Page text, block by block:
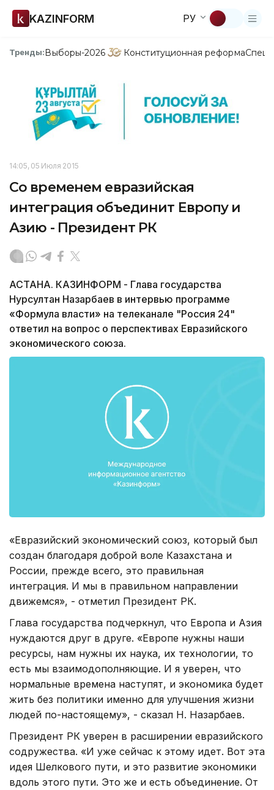
KAZINFORM РУ
Тренды:Выборы-2026 Конституционная реформа
14:05, 05 Июля 2015
Со временем евразийская
интеграция объединит Европу и
Азию - Президент РК
АСТАНА. КАЗИНФОРМ - Глава государства
Нурсултан Назарбаев в интервью программе
«Формула власти» на телеканале "Россия 24"
ответил на вопрос о перспективах Евразийского
экономического союза.
«Евразийский экономический союз, который был
создан благодаря доброй воле Казахстана и
России, прежде всего, это правильная
интеграция. И мы в правильном направлении
движемся», - отметил Президент РК.
Глава государства подчеркнул, что Европа и Азия
нуждаются друг в друге. «Европе нужны наши
ресурсы, нам нужны их наука, их технологии, то
есть мы взаимодополняющие. И я уверен, что
нормальные времена наступят, и экономика будет
жить без политики именно для улучшения жизни
людей по-настоящему», - сказал Н. Назарбаев.
Президент РК уверен в расширении евразийского
содружества. «И уже сейчас к этому идет. Вот эта
идея Шелкового пути, и это развитие экономики
вдоль этого пути. Это же и есть объединение. От